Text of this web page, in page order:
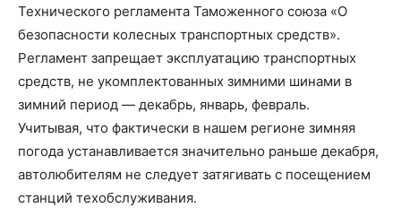
Технического регламента Таможенного союза «О
безопасности колесных транспортных средств».
Регламент запрещает эксплуатацию транспортных
средств, не укомплектованных зимними шинами в
зимний период — декабрь, январь, февраль.
Учитывая, что фактически в нашем регионе зимняя
погода устанавливается значительно раньше декабря,
автолюбителям не следует затягивать с посещением
станций техобслуживания.